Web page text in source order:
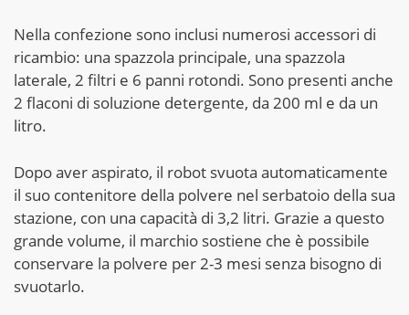
Nella confezione sono inclusi numerosi accessori di
ricambio: una spazzola principale, una spazzola
laterale, 2 filtri e 6 panni rotondi. Sono presenti anche
2 flaconi di soluzione detergente, da 200 ml e da un
litro.
Dopo aver aspirato, il robot svuota automaticamente
il suo contenitore della polvere nel serbatoio della sua
stazione, con una capacità di 3,2 litri. Grazie a questo
grande volume, il marchio sostiene che è possibile
conservare la polvere per 2-3 mesi senza bisogno di
svuotarlo.